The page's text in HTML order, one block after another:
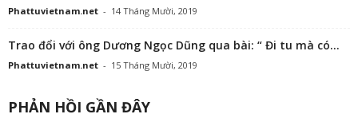
Phattuvietnam.net - 14 Tháng Mười, 2019
Trao đổi với ông Dương Ngọc Dũng qua bài: “ Đi tu mà có...
Phattuvietnam.net - 15 Tháng Mười, 2019
PHẢN HỒI GẦN ĐÂY